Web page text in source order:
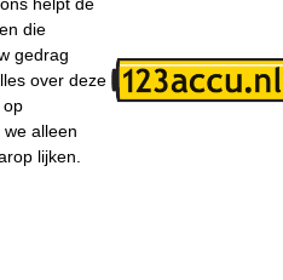
gezondheid en milieu.
89 x 69 x 45 mm
Handleiding
Levertijd
die
gedrag
over deze
op
alleen
lijken.